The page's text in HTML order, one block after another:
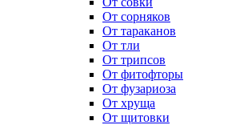
От сорняков
От тараканов
От тли
От трипсов
От фитофторы
От фузариоза
От хруща
От щитовки